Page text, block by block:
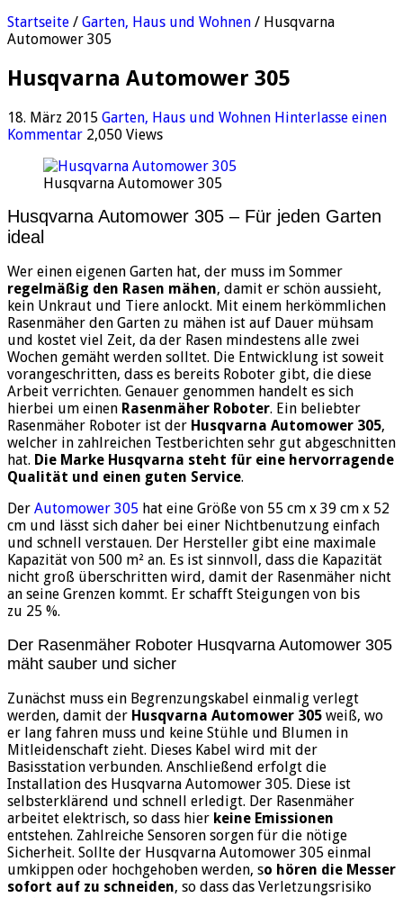
Startseite / Garten, Haus und Wohnen / Husqvarna
Automower 305
Husqvarna Automower 305
18. März 2015 Garten, Haus und Wohnen Hinterlasse einen
Kommentar 2,050 Views
Husqvarna Automower 305
Husqvarna Automower 305 – Für jeden Garten
ideal
Wer einen eigenen Garten hat, der muss im Sommer
regelmäßig den Rasen mähen, damit er schön aussieht,
kein Unkraut und Tiere anlockt. Mit einem herkömmlichen
Rasenmäher den Garten zu mähen ist auf Dauer mühsam
und kostet viel Zeit, da der Rasen mindestens alle zwei
Wochen gemäht werden solltet. Die Entwicklung ist soweit
vorangeschritten, dass es bereits Roboter gibt, die diese
Arbeit verrichten. Genauer genommen handelt es sich
hierbei um einen Rasenmäher Roboter. Ein beliebter
Rasenmäher Roboter ist der Husqvarna Automower 305,
welcher in zahlreichen Testberichten sehr gut abgeschnitten
hat. Die Marke Husqvarna steht für eine hervorragende
Qualität und einen guten Service.
Der Automower 305 hat eine Größe von 55 cm x 39 cm x 52
cm und lässt sich daher bei einer Nichtbenutzung einfach
und schnell verstauen. Der Hersteller gibt eine maximale
Kapazität von 500 m² an. Es ist sinnvoll, dass die Kapazität
nicht groß überschritten wird, damit der Rasenmäher nicht
an seine Grenzen kommt. Er schafft Steigungen von bis
zu 25 %.
Der Rasenmäher Roboter Husqvarna Automower 305
mäht sauber und sicher
Zunächst muss ein Begrenzungskabel einmalig verlegt
werden, damit der Husqvarna Automower 305 weiß, wo
er lang fahren muss und keine Stühle und Blumen in
Mitleidenschaft zieht. Dieses Kabel wird mit der
Basisstation verbunden. Anschließend erfolgt die
Installation des Husqvarna Automower 305. Diese ist
selbsterklärend und schnell erledigt. Der Rasenmäher
arbeitet elektrisch, so dass hier keine Emissionen
entstehen. Zahlreiche Sensoren sorgen für die nötige
Sicherheit. Sollte der Husqvarna Automower 305 einmal
umkippen oder hochgehoben werden, so hören die Messer
sofort auf zu schneiden, so dass das Verletzungsrisiko